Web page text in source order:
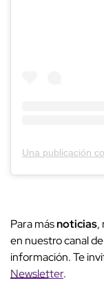
Para másnoticias,
en nuestro canal de
información. Te
Newsletter.